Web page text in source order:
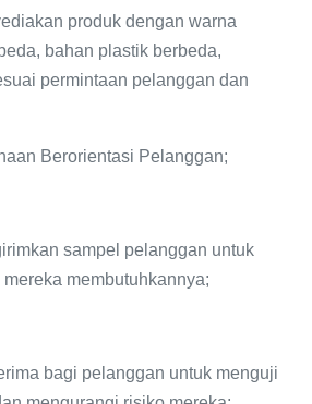
produk dengan warna
bahan plastik berbeda,
permintaan pelanggan dan
Berorientasi Pelanggan;
sampel pelanggan untuk
membutuhkannya;
bagi pelanggan untuk menguji